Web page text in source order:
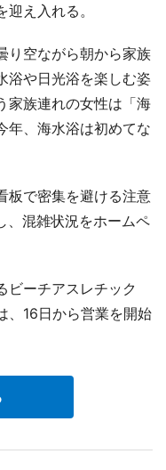
え入れる。
り空ながら朝から家族
浴や日光浴を楽しむ姿
家族連れの女性は「海
年、海水浴は初めてな
板で密集を避ける注意
、混雑状況をホームペ
ーチアスレチック
、16日から営業を開始